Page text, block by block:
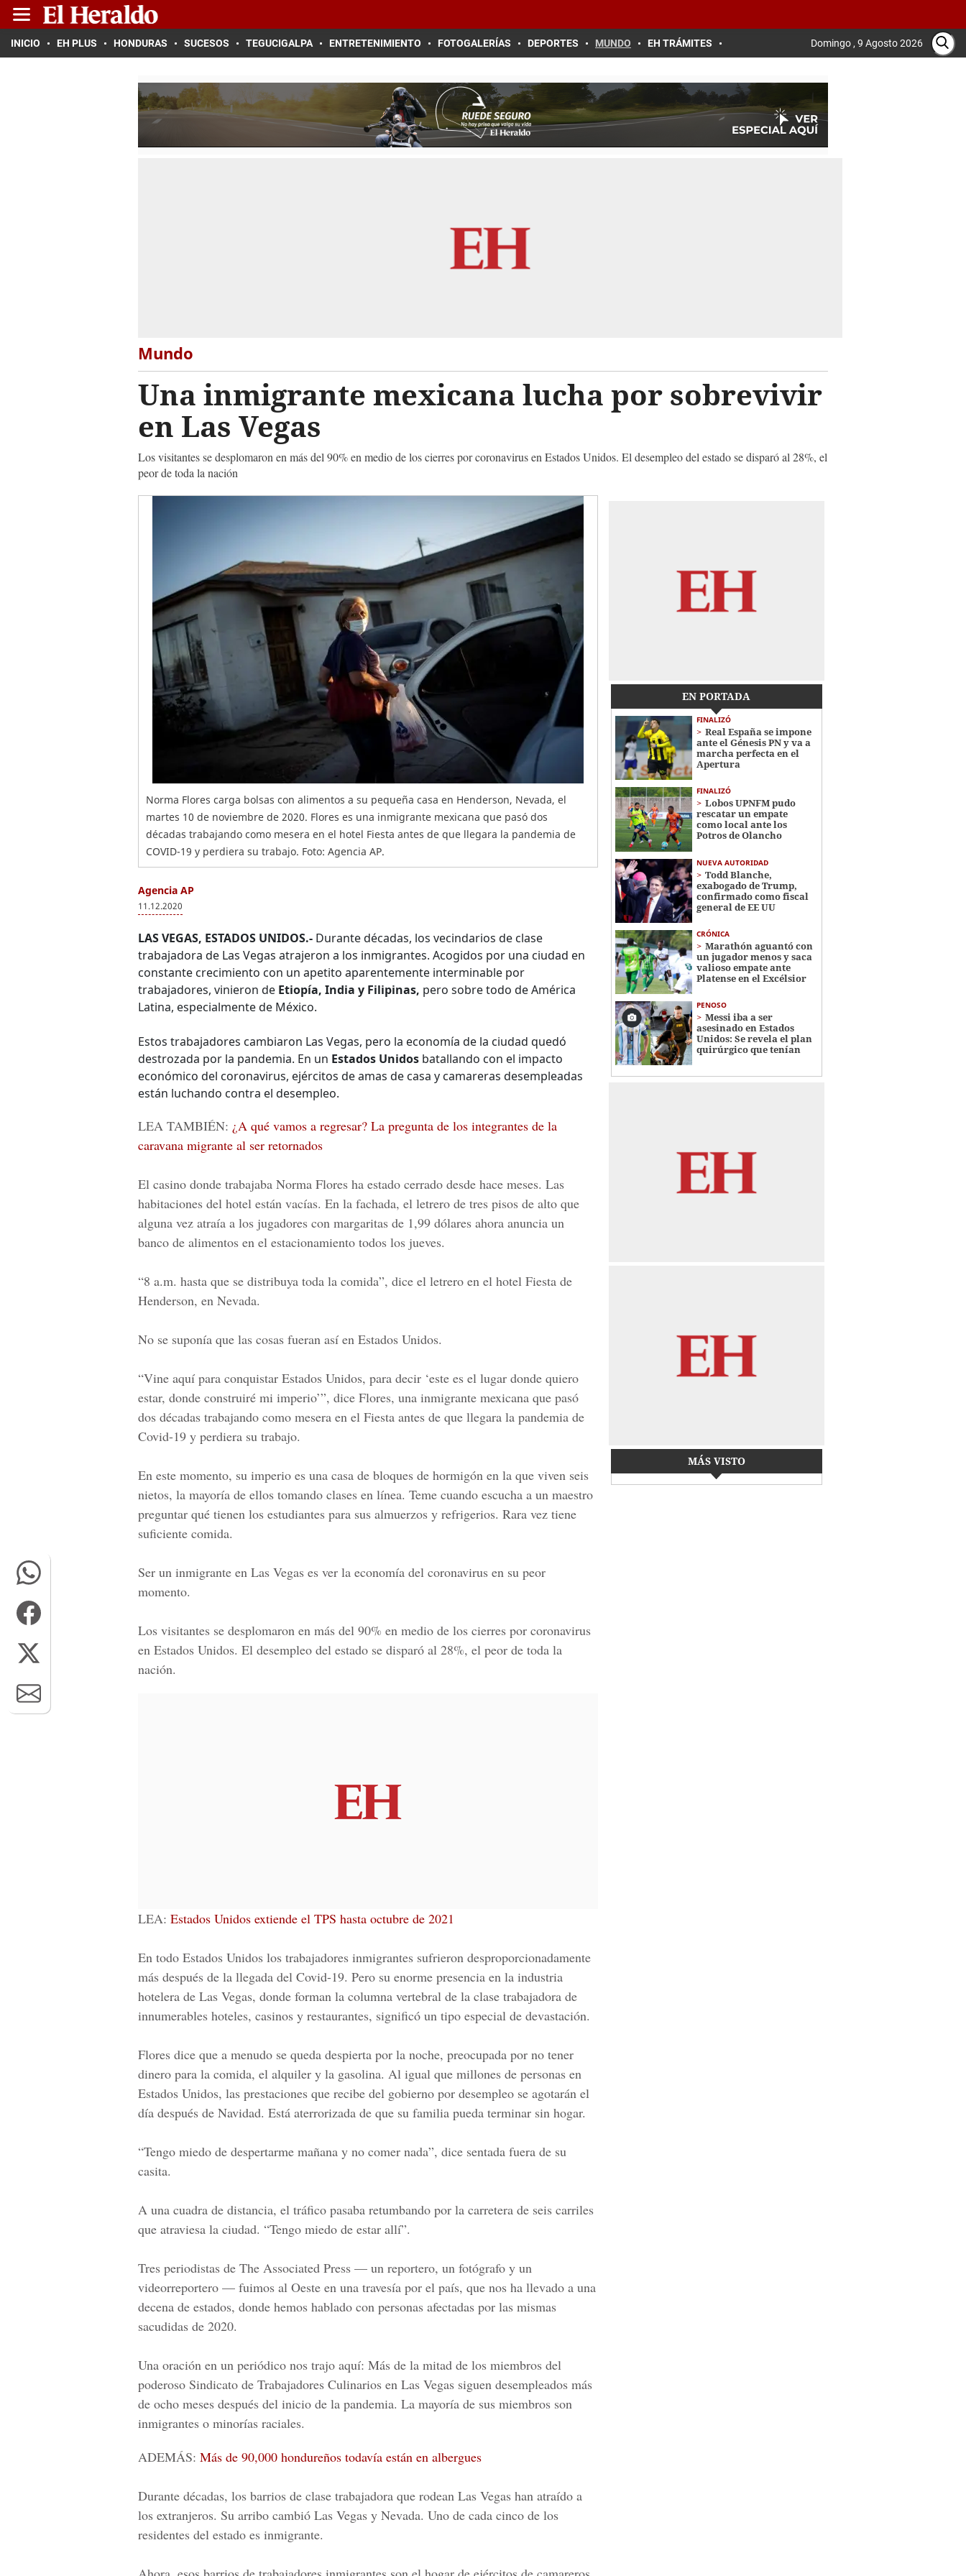
INICIO EH PLUS HONDURAS SUCESOS TEGUCIGALPA ENTRETENIMIENTO FOTOGALERÍAS DEPORTES MUNDO EH TRÁMITES Domingo , 9 Agosto 2026
Mundo
Una inmigrante mexicana lucha por sobrevivir
en Las Vegas
Los visitantes se desplomaron en más del 90% en medio de los cierres por coronavirus en Estados Unidos. El desempleo del estado se disparó al 28%, el
peor de toda la nación
Norma Flores carga bolsas con alimentos a su pequeña casa en Henderson, Nevada, el
martes 10 de noviembre de 2020. Flores es una inmigrante mexicana que pasó dos
décadas trabajando como mesera en el hotel Fiesta antes de que llegara la pandemia de
COVID-19 y perdiera su trabajo. Foto: Agencia AP.
Agencia AP
11.12.2020
LAS VEGAS, ESTADOS UNIDOS.- Durante décadas, los vecindarios de clase
trabajadora de Las Vegas atrajeron a los inmigrantes. Acogidos por una ciudad en
constante crecimiento con un apetito aparentemente interminable por
trabajadores, vinieron de Etiopía, India y Filipinas, pero sobre todo de América
Latina, especialmente de México.
Estos trabajadores cambiaron Las Vegas, pero la economía de la ciudad quedó
destrozada por la pandemia. En un Estados Unidos batallando con el impacto
económico del coronavirus, ejércitos de amas de casa y camareras desempleadas
están luchando contra el desempleo.
LEA TAMBIÉN: ¿A qué vamos a regresar? La pregunta de los integrantes de la
caravana migrante al ser retornados
El casino donde trabajaba Norma Flores ha estado cerrado desde hace meses. Las
habitaciones del hotel están vacías. En la fachada, el letrero de tres pisos de alto que
alguna vez atraía a los jugadores con margaritas de 1,99 dólares ahora anuncia un
banco de alimentos en el estacionamiento todos los jueves.
“8 a.m. hasta que se distribuya toda la comida”, dice el letrero en el hotel Fiesta de
Henderson, en Nevada.
No se suponía que las cosas fueran así en Estados Unidos.
“Vine aquí para conquistar Estados Unidos, para decir ‘este es el lugar donde quiero
estar, donde construiré mi imperio’”, dice Flores, una inmigrante mexicana que pasó
dos décadas trabajando como mesera en el Fiesta antes de que llegara la pandemia de
Covid-19 y perdiera su trabajo.
En este momento, su imperio es una casa de bloques de hormigón en la que viven seis
nietos, la mayoría de ellos tomando clases en línea. Teme cuando escucha a un maestro
preguntar qué tienen los estudiantes para sus almuerzos y refrigerios. Rara vez tiene
suficiente comida.
Ser un inmigrante en Las Vegas es ver la economía del coronavirus en su peor
momento.
Los visitantes se desplomaron en más del 90% en medio de los cierres por coronavirus
en Estados Unidos. El desempleo del estado se disparó al 28%, el peor de toda la
nación.
LEA: Estados Unidos extiende el TPS hasta octubre de 2021
En todo Estados Unidos los trabajadores inmigrantes sufrieron desproporcionadamente
más después de la llegada del Covid-19. Pero su enorme presencia en la industria
hotelera de Las Vegas, donde forman la columna vertebral de la clase trabajadora de
innumerables hoteles, casinos y restaurantes, significó un tipo especial de devastación.
Flores dice que a menudo se queda despierta por la noche, preocupada por no tener
dinero para la comida, el alquiler y la gasolina. Al igual que millones de personas en
Estados Unidos, las prestaciones que recibe del gobierno por desempleo se agotarán el
día después de Navidad. Está aterrorizada de que su familia pueda terminar sin hogar.
“Tengo miedo de despertarme mañana y no comer nada”, dice sentada fuera de su
casita.
A una cuadra de distancia, el tráfico pasaba retumbando por la carretera de seis carriles
que atraviesa la ciudad. “Tengo miedo de estar allí”.
Tres periodistas de The Associated Press — un reportero, un fotógrafo y un
videorreportero — fuimos al Oeste en una travesía por el país, que nos ha llevado a una
decena de estados, donde hemos hablado con personas afectadas por las mismas
sacudidas de 2020.
Una oración en un periódico nos trajo aquí: Más de la mitad de los miembros del
poderoso Sindicato de Trabajadores Culinarios en Las Vegas siguen desempleados más
de ocho meses después del inicio de la pandemia. La mayoría de sus miembros son
inmigrantes o minorías raciales.
ADEMÁS: Más de 90,000 hondureños todavía están en albergues
Durante décadas, los barrios de clase trabajadora que rodean Las Vegas han atraído a
los extranjeros. Su arribo cambió Las Vegas y Nevada. Uno de cada cinco de los
residentes del estado es inmigrante.
EN PORTADA
FINALIZÓ
Real España se impone
ante el Génesis PN y va a
marcha perfecta en el
Apertura
FINALIZÓ
Lobos UPNFM pudo
rescatar un empate
como local ante los
Potros de Olancho
NUEVA AUTORIDAD
Todd Blanche,
exabogado de Trump,
confirmado como fiscal
general de EE UU
CRÓNICA
Marathón aguantó con
un jugador menos y saca
valioso empate ante
Platense en el Excélsior
PENOSO
Messi iba a ser
asesinado en Estados
Unidos: Se revela el plan
quirúrgico que tenían
MÁS VISTO